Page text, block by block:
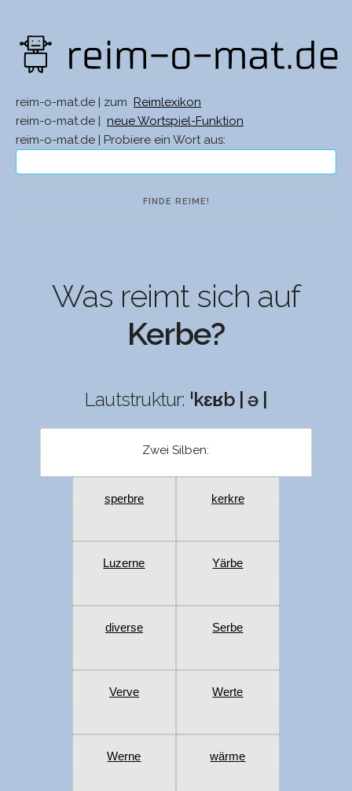
reim-o-mat.de | zum
Reimlexikon
reim-o-mat.de |
neue Wortspiel-Funktion
reim-o-mat.de | Probiere ein Wort aus:
Was reimt sich auf
Kerbe?
Lautstruktur: ˈkɛʁb | ə |
Zwei Silben:
sperbre kerkre
Luzerne Yärbe
diverse Serbe
Verve Werte
Werne wärme